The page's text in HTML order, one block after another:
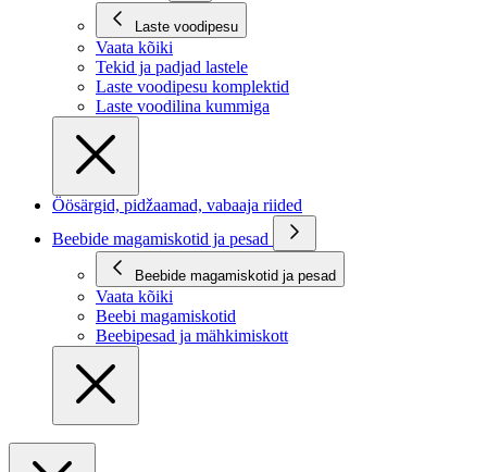
Laste voodipesu
Vaata kõiki
Tekid ja padjad lastele
Laste voodipesu komplektid
Laste voodilina kummiga
Öösärgid, pidžaamad, vabaaja riided
Beebide magamiskotid ja pesad
Beebide magamiskotid ja pesad
Vaata kõiki
Beebi magamiskotid
Beebipesad ja mähkimiskott